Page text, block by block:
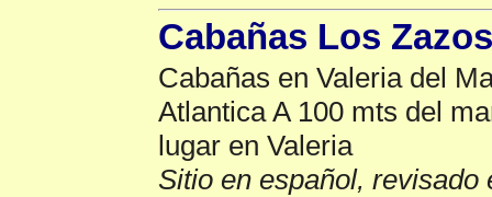
Cabañas Los Zazos
Cabañas en Valeria del
Atlantica A 100 mts del
lugar en Valeria
Sitio en español, revisado